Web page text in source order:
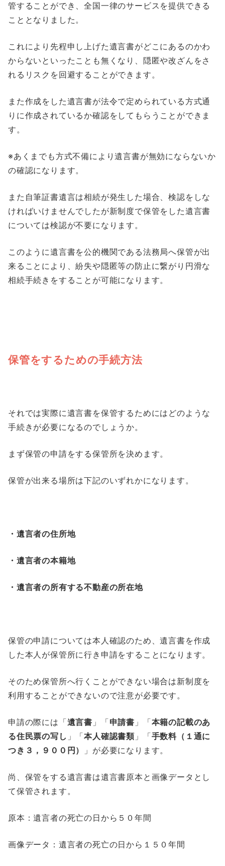
管することができ、全国一律のサービスを提供できる
こととなりました。
これにより先程申し上げた遺言書がどこにあるのかわ
からないといったことも無くなり、隠匿や改ざんをさ
れるリスクを回避することができます。
また作成をした遺言書が法令で定められている方式通
りに作成されているか確認をしてもらうことができま
す。
※あくまでも方式不備により遺言書が無効にならないか
の確認になります。
また自筆証書遺言は相続が発生した場合、検認をしな
ければいけませんでしたが新制度で保管をした遺言書
については検認が不要になります。
このように遺言書を公的機関である法務局へ保管が出
来ることにより、紛失や隠匿等の防止に繋がり円滑な
相続手続きをすることが可能になります。
保管をするための手続方法
それでは実際に遺言書を保管するためにはどのような
手続きが必要になるのでしょうか。
まず保管の申請をする保管所を決めます。
保管が出来る場所は下記のいずれかになります。
・遺言者の住所地
・遺言者の本籍地
・遺言者の所有する不動産の所在地
保管の申請については本人確認のため、遺言書を作成
した本人が保管所に行き申請をすることになります。
そのため保管所へ行くことができない場合は新制度を
利用することができないので注意が必要です。
申請の際には「遺言書 」「申請書 」「本籍の記載のあ
る住民票の写し 」「本人確認書類 」「手数料（１通に
つき３，９００円）
」が必要になります。
尚、保管をする遺言書は遺言書原本と画像データとし
て保管されます。
原本：遺言者の死亡の日から５０年間
画像データ：遺言者の死亡の日から１５０年間